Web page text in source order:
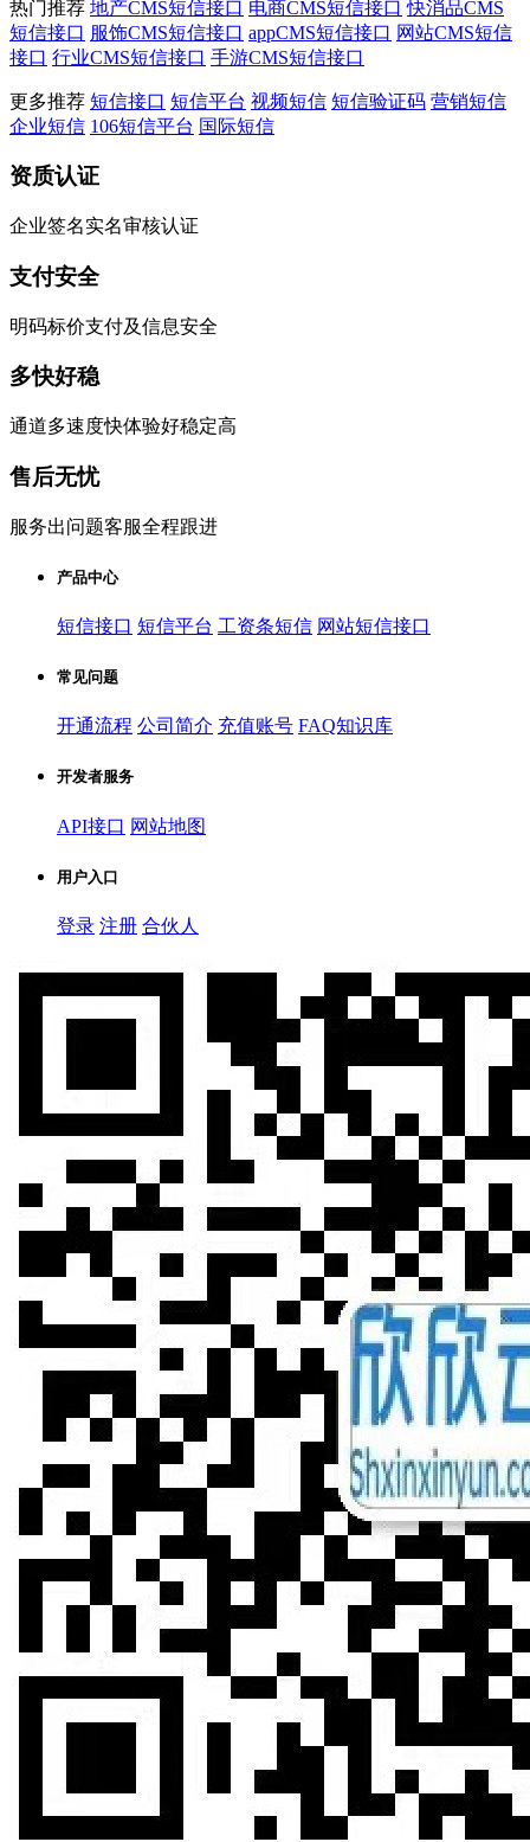
热门推荐 地产CMS短信接口 电商CMS短信接口 快消品CMS
短信接口 服饰CMS短信接口 appCMS短信接口 网站CMS短信
接口 行业CMS短信接口 手游CMS短信接口
更多推荐 短信接口 短信平台 视频短信 短信验证码 营销短信
企业短信 106短信平台 国际短信
资质认证
企业签名实名审核认证
支付安全
明码标价支付及信息安全
多快好稳
通道多速度快体验好稳定高
售后无忧
服务出问题客服全程跟进
产品中心
短信接口 短信平台 工资条短信 网站短信接口
常见问题
开通流程 公司简介 充值账号 FAQ知识库
开发者服务
API接口 网站地图
用户入口
登录 注册 合伙人